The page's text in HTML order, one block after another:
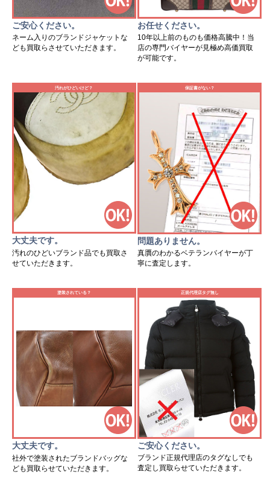
ご安心ください。
ネーム入りのブランドジャケットな
ども買取らさせていただきます。
お任せください。
10年以上前のものも価格高騰中！当
店の専門バイヤーが見極め高価買取
が可能です。
汚れがひどいけど？
大丈夫です。
汚れのひどいブランド品でも買取さ
せていただきます。
保証書がない？
問題ありません。
真贋のわかるベテランバイヤーが丁
寧に査定します。
塗装されている？
大丈夫です。
社外で塗装されたブランドバッグな
ども買取らせていただきます。
正規代理店タグ無し
ご安心ください。
ブランド正規代理店のタグなしでも
査定し買取らせていただきます。